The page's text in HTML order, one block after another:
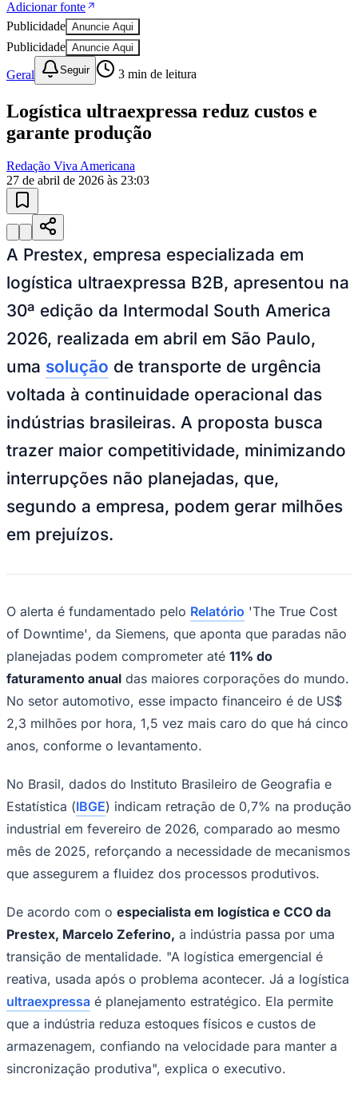
Vitória
Adicionar fonte
Publicidade Anuncie Aqui
Publicidade Anuncie Aqui
Geral Seguir 3 min de leitura
Logística ultraexpressa reduz custos e
garante produção
Redação Viva Americana
27 de abril de 2026 às 23:03
A Prestex, empresa especializada em
logística ultraexpressa B2B, apresentou na
30ª edição da Intermodal South America
2026, realizada em abril em São Paulo,
uma solução de transporte de urgência
voltada à continuidade operacional das
indústrias brasileiras. A proposta busca
trazer maior competitividade, minimizando
interrupções não planejadas, que,
segundo a empresa, podem gerar milhões
em prejuízos.
O alerta é fundamentado pelo Relatório 'The True Cost
of Downtime', da Siemens, que aponta que paradas não
planejadas podem comprometer até 11% do
faturamento anual das maiores corporações do mundo.
No setor automotivo, esse impacto financeiro é de US$
2,3 milhões por hora, 1,5 vez mais caro do que há cinco
anos, conforme o levantamento.
No Brasil, dados do Instituto Brasileiro de Geografia e
Estatística (IBGE) indicam retração de 0,7% na produção
industrial em fevereiro de 2026, comparado ao mesmo
mês de 2025, reforçando a necessidade de mecanismos
que assegurem a fluidez dos processos produtivos.
De acordo com o especialista em logística e CCO da
Prestex, Marcelo Zeferino, a indústria passa por uma
transição de mentalidade. "A logística emergencial é
reativa, usada após o problema acontecer. Já a logística
ultraexpressa é planejamento estratégico. Ela permite
que a indústria reduza estoques físicos e custos de
armazenagem, confiando na velocidade para manter a
sincronização produtiva", explica o executivo.